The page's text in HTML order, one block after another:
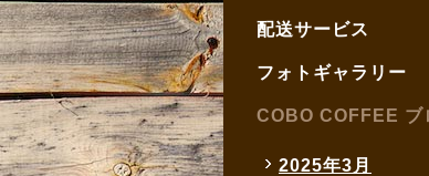
配送サービス
フォトギャラリー
COBO COFFEE ブ
2025年3月